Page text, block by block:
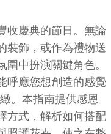
收慶典的節日。無論
裝飾，或作為禮物送
中扮演關鍵角色。
呼應您想創造的感覺
。本指南提供感恩
方式，解析如何搭配